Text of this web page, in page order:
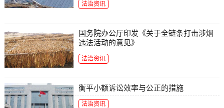
法治资讯
国务院办公厅印发《关于全链条打击涉烟
违法活动的意见》
法治资讯
衡平小额诉讼效率与公正的措施
法治资讯